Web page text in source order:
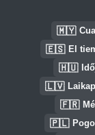
🇲🇾
🇪🇸 El
🇭🇺
🇱🇻
🇫🇷
🇵🇱